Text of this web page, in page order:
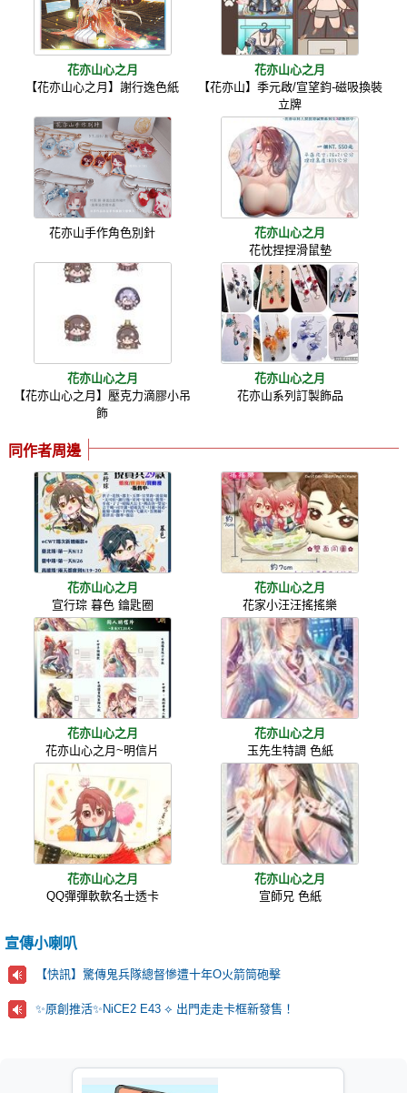
花亦山心之月
【花亦山心之月】謝行逸色紙
花亦山心之月
【花亦山】季元啟/宣望鈞-磁吸換裝
立牌
花亦山手作角色別針
花亦山心之月
花忱捏捏滑鼠墊
花亦山心之月
【花亦山心之月】壓克力滴膠小吊
飾
花亦山心之月
花亦山系列訂製飾品
同作者周邊
花亦山心之月
宣行琮 暮色 鑰匙圈
花亦山心之月
花家小汪汪搖搖樂
花亦山心之月
花亦山心之月~明信片
花亦山心之月
玉先生特調 色紙
花亦山心之月
QQ彈彈軟軟名士透卡
花亦山心之月
宣師兄 色紙
宣傳小喇叭
【快訊】驚傳鬼兵隊總督慘遭十年O火箭筒砲擊
✨原創推活✨NiCE2 E43 ⟡ 出門走走卡框新發售！